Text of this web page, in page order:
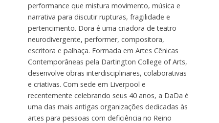
performance que mistura movimento, música e
narrativa para discutir rupturas, fragilidade e
pertencimento. Dora é uma criadora de teatro
neurodivergente, performer, compositora,
escritora e palhaça. Formada em Artes Cênicas
Contemporâneas pela Dartington College of Arts,
desenvolve obras interdisciplinares, colaborativas
e criativas. Com sede em Liverpool e
recentemente celebrando seus 40 anos, a DaDa é
uma das mais antigas organizações dedicadas às
artes para pessoas com deficiência no Reino